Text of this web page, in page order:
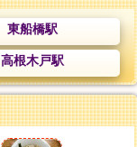
東船橋駅
高根木戸駅